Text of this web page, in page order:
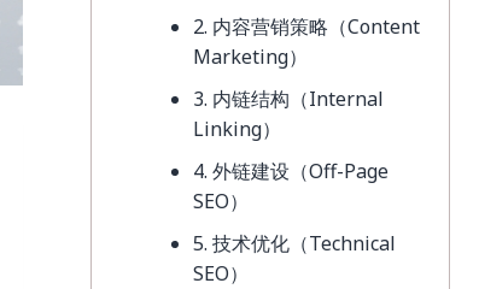
2. 内容营销策略（Content
Marketing）
3. 内链结构（Internal
Linking）
4. 外链建设（Off-Page
SEO）
5. 技术优化（Technical
SEO）